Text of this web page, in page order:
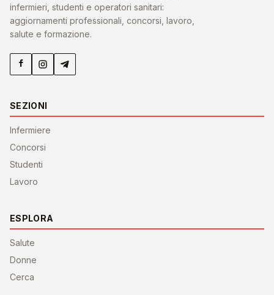
infermieri, studenti e operatori sanitari:
aggiornamenti professionali, concorsi, lavoro,
salute e formazione.
SEZIONI
Infermiere
Concorsi
Studenti
Lavoro
ESPLORA
Salute
Donne
Cerca